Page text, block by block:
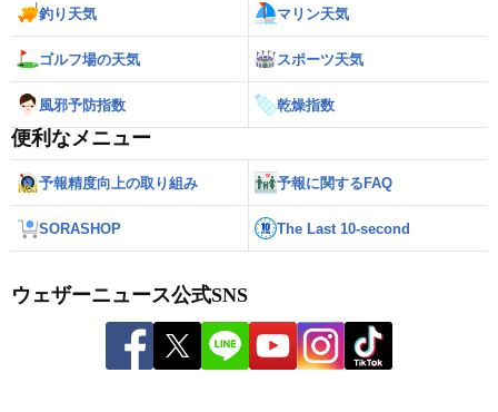
釣り天気 マリン天気
ゴルフ場の天気 スポーツ天気
風邪予防指数 乾燥指数
便利なメニュー
予報精度向上の取り組み 予報に関するFAQ
SORASHOP The Last 10-second
ウェザーニュース公式SNS